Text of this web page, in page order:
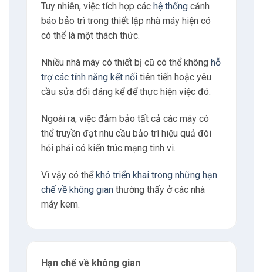
Tuy nhiên, việc tích hợp các hệ thốngcảnh
báo bảo trì trong thiết lập nhà máy hiện có
có thể là một thách thức.
Nhiều nhà máy có thiết bị cũ có thể không hỗ
trợ các tính năng kết nốitiên tiến hoặc yêu
cầu sửa đổi đáng kể để thực hiện việc đó.
Ngoài ra, việc đảm bảo tất cả các máy có
thể truyền đạt nhu cầu bảo trì hiệu quả đòi
hỏi phải có kiến trúc mạng tinh vi.
Vì vậy có thểkhó triển khai trong những hạn
chế về không gianthường thấy ở các nhà
máy kem.
Hạn chế về không gian